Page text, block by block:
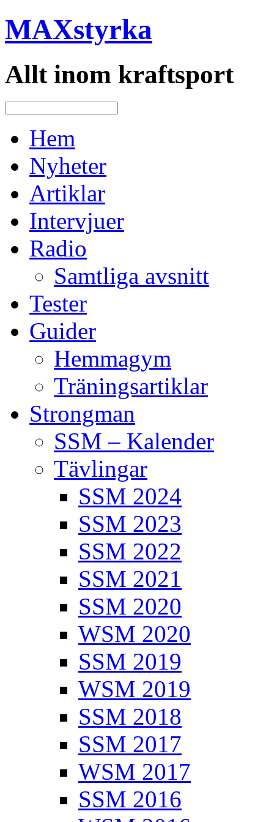
MAXstyrka
Allt inom kraftsport
Hem
Nyheter
Artiklar
Intervjuer
Radio
Samtliga avsnitt
Tester
Guider
Hemmagym
Träningsartiklar
Strongman
SSM – Kalender
Tävlingar
SSM 2024
SSM 2023
SSM 2022
SSM 2021
SSM 2020
WSM 2020
SSM 2019
WSM 2019
SSM 2018
SSM 2017
WSM 2017
SSM 2016